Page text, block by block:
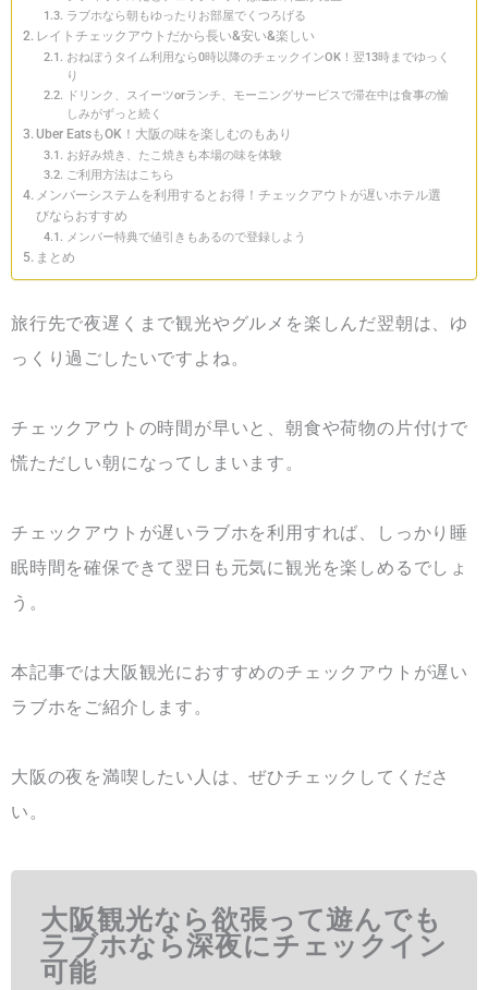
ラブホなら朝もゆったりお部屋でくつろげる
レイトチェックアウトだから長い&安い&楽しい
おねぼうタイム利用なら0時以降のチェックインOK！翌13時までゆっく
り
ドリンク、スイーツorランチ、モーニングサービスで滞在中は食事の愉
しみがずっと続く
Uber EatsもOK！大阪の味を楽しむのもあり
お好み焼き、たこ焼きも本場の味を体験
ご利用方法はこちら
メンバーシステムを利用するとお得！チェックアウトが遅いホテル選
びならおすすめ
メンバー特典で値引きもあるので登録しよう
まとめ
旅行先で夜遅くまで観光やグルメを楽しんだ翌朝は、ゆ
っくり過ごしたいですよね。
チェックアウトの時間が早いと、朝食や荷物の片付けで
慌ただしい朝になってしまいます。
チェックアウトが遅いラブホを利用すれば、しっかり睡
眠時間を確保できて翌日も元気に観光を楽しめるでしょ
う。
本記事では大阪観光におすすめのチェックアウトが遅い
ラブホをご紹介します。
大阪の夜を満喫したい人は、ぜひチェックしてくださ
い。
大阪観光なら欲張って遊んでも
ラブホなら深夜にチェックイン
可能